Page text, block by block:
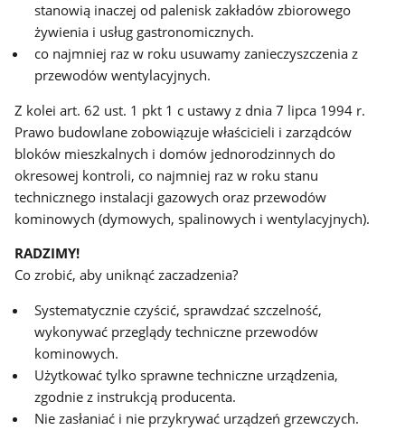
stanowią inaczej od palenisk zakładów zbiorowego
żywienia i usług gastronomicznych.
co najmniej raz w roku usuwamy zanieczyszczenia z
przewodów wentylacyjnych.
Z kolei art. 62 ust. 1 pkt 1 c ustawy z dnia 7 lipca 1994 r.
Prawo budowlane zobowiązuje właścicieli i zarządców
bloków mieszkalnych i domów jednorodzinnych do
okresowej kontroli, co najmniej raz w roku stanu
technicznego instalacji gazowych oraz przewodów
kominowych (dymowych, spalinowych i wentylacyjnych).
RADZIMY!
Co zrobić, aby uniknąć zaczadzenia?
Systematycznie czyścić, sprawdzać szczelność,
wykonywać przeglądy techniczne przewodów
kominowych.
Użytkować tylko sprawne techniczne urządzenia,
zgodnie z instrukcją producenta.
Nie zasłaniać i nie przykrywać urządzeń grzewczych.